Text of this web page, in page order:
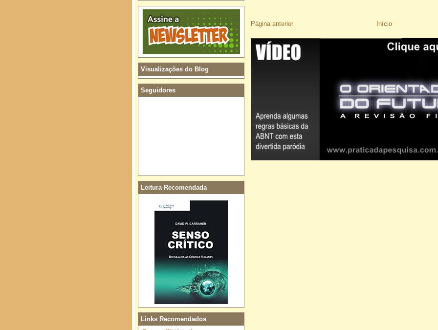
Página anterior Início
Visualizações do Blog
Seguidores
Leitura Recomendada
Links Recomendados